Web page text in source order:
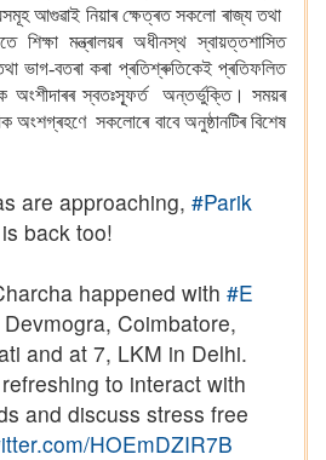
আগুৱাই নিয়াৰ ক্ষেত্ৰত সকলো ৰাজ্য তথা
শিক্ষা মন্ত্ৰালয়ৰ অধীনস্থ স্বায়ত্তশাসিত
ভাগ-বতৰা কৰা প্ৰতিশ্ৰুতিকেই প্ৰতিফলিত
অংশীদাৰৰ স্বতঃস্ফূৰ্ত অন্তৰ্ভুক্তি। সময়ৰ
সকলোৰে বাবে অনুষ্ঠানটিৰ বিশেষ
are approaching, #Parik
is back too!
happened with #E
Devmogra, Coimbatore,
and at 7, LKM in Delhi.
to interact with
and discuss stress free
HOEmDZIR7B